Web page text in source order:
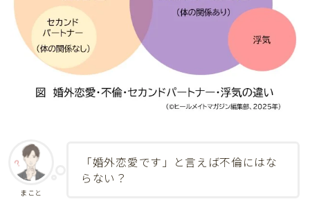
まこと
「婚外恋愛です」と言えば不倫にはな
らない？